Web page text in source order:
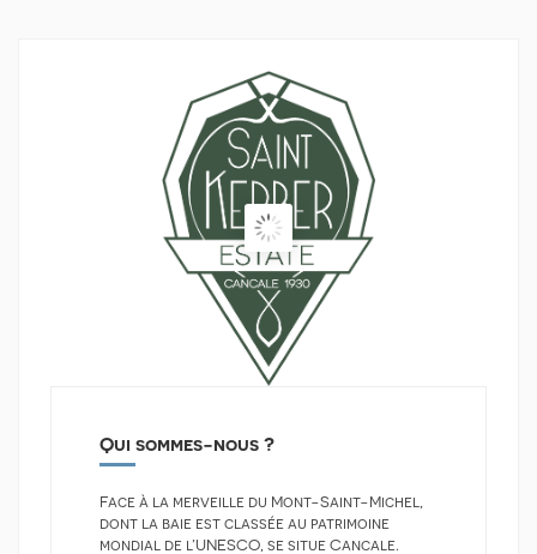
Qui sommes-nous ?
Face à la merveille du Mont-Saint-Michel,
dont la baie est classée au patrimoine
mondial de l’UNESCO, se situe Cancale.